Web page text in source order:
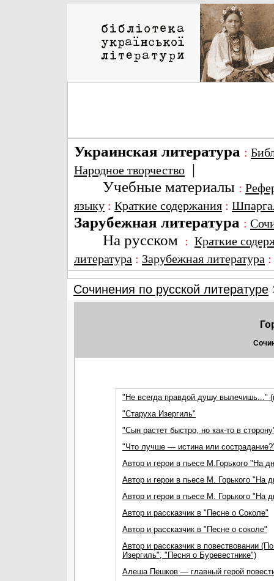
Украинская литература :
Народное творчество |
Учебные материалы :
языку : Краткие содержания :
Зарубежная литература :
На русском : Краткие
литература : Зарубежная литература
Сочинения по русской литературе
"Не всегда правдой душу вылечишь..."
"Старуха Изергиль"
"Сын растет быстро, но как-то в
"Что лучше — истина или
Автор и герои в пьесе М.Горького "На
Автор и герои в пьесе М. Горького "На
Автор и герои в пьесе М. Горького "На
Автор и рассказчик в "Песне о Соколе"
Автор и рассказчик в "Песне о соколе"
Автор и рассказчик в повествовании
Изергиль", "Песня о Буревестнике")
Алеша Пешков — главный герой